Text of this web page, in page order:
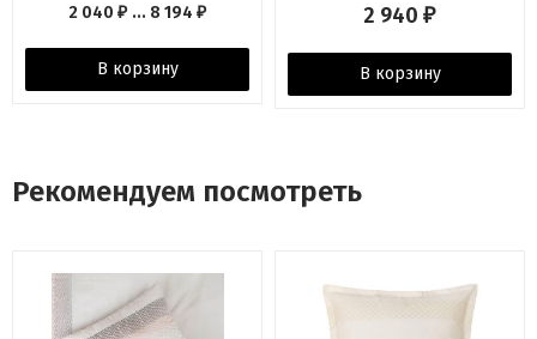
2 040 ₽... 8 194 ₽
В корзину
2 940 ₽
В корзину
Рекомендуем посмотреть